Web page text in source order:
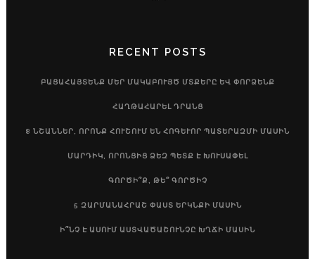
RECENT POSTS
ԲԱՑԱՀԱՅՏԵՆՔ ՄԵՐ ՄԱԿԱԲՈՒՅԾ ՄՏՔԵՐԸ ԵՎ ՓՈՐՁԵՆՔ
ՀԱՂԹԱՀԱՐԵԼ ԴՐԱՆՑ
8 ՆՇԱՆՆԵՐ, ՈՐՈՆՔ ՀՈՒՇՈՒՄ ԵՆ ՀՈԳԵՒՈՐ ՊԱՏԵՐԱԶՄԻ ՄԱՍԻՆ
ՄԱՐԴԻԿ, ՈՐՈՆՑԻՑ ՁԵԶ ՊԵՏՔ Է ԽՈՒՍԱՓԵԼ
ԳՈՐԾԻ՞Ք, ԹԵ՞ ԳՈՐԾԻՉ
5 ԶԱՐՄԱՆԱՀՐԱՇ ՓԱՍՏ ԵՐԿՆՔԻ ՄԱՍԻՆ
Ի՞ՆՉ Է ԱՍՈՒՄ ԱՍՏՎԱԾԱՇՈՒՆՉԸ ԽՂՃԻ ՄԱՍԻՆ